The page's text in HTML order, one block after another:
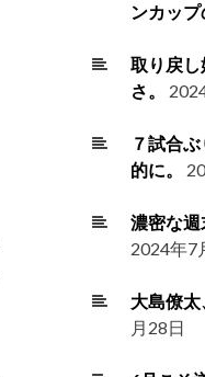
ンカップ
取り戻し
さ。
７試合
的に。
濃密な週
2024年7
大島僚太
月28日